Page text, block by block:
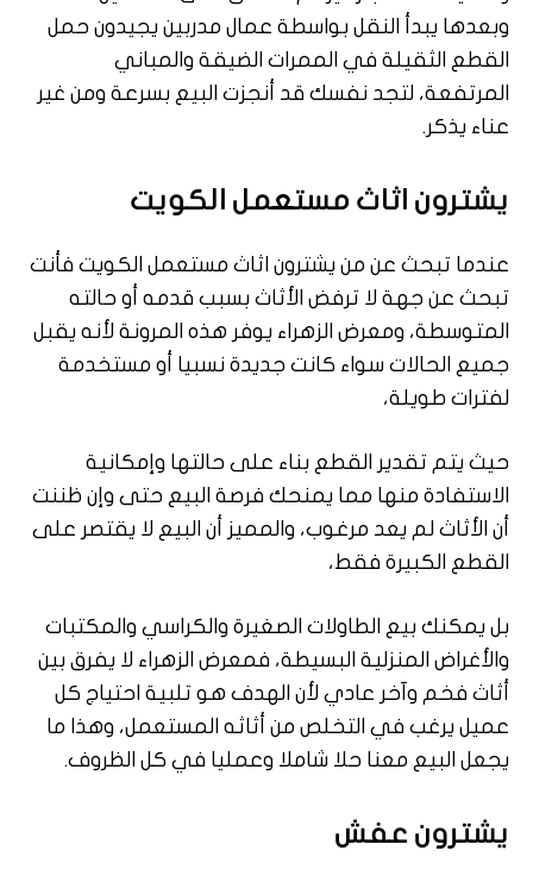
وبعدها يبدأ النقل بواسطة عمال مدربين يجيدون حمل
القطع الثقيلة في الممرات الضيقة والمباني
المرتفعة، لتجد نفسك قد أنجزت البيع بسرعة ومن غير
عناء يذكر.
يشترون اثاث مستعمل الكويت
عندما تبحث عن من يشترون اثاث مستعمل الكويت فأنت
تبحث عن جهة لا ترفض الأثاث بسبب قدمه أو حالته
المتوسطة، ومعرض الزهراء يوفر هذه المرونة لأنه يقبل
جميع الحالات سواء كانت جديدة نسبيا أو مستخدمة
لفترات طويلة،
حيث يتم تقدير القطع بناء على حالتها وإمكانية
الاستفادة منها مما يمنحك فرصة البيع حتى وإن ظننت
أن الأثاث لم يعد مرغوب، والمميز أن البيع لا يقتصر على
القطع الكبيرة فقط،
بل يمكنك بيع الطاولات الصغيرة والكراسي والمكتبات
والأغراض المنزلية البسيطة، فمعرض الزهراء لا يفرق بين
أثاث فخم وآخر عادي لأن الهدف هو تلبية احتياج كل
عميل يرغب في التخلص من أثاثه المستعمل، وهذا ما
يجعل البيع معنا حلا شاملا وعمليا في كل الظروف.
يشترون عفش